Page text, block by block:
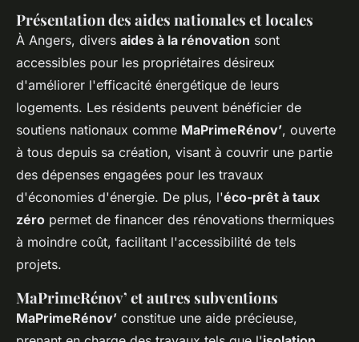
Présentation des aides nationales et locales
À Angers, divers aides à la rénovation sont
accessibles pour les propriétaires désireux
d'améliorer l'efficacité énergétique de leurs
logements. Les résidents peuvent bénéficier de
soutiens nationaux comme MaPrimeRénov’, ouverte
à tous depuis sa création, visant à couvrir une partie
des dépenses engagées pour les travaux
d'économies d'énergie. De plus, l'éco-prêt à taux
zéro permet de financer des rénovations thermiques
à moindre coût, facilitant l'accessibilité de tels
projets.
MaPrimeRénov’ et autres subventions
MaPrimeRénov’ constitue une aide précieuse,